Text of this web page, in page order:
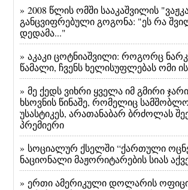
» 2008 წლის ომში სააკაშვილის
განცვიფრებული გოგონა: "ეს რა
დედამა..."
» აკაკი ცოტნიაშვილი: როგორც
წამალი, ჩვენს ხელისუფლებას ომი
» მე ქედს ვიხრი ყველა იმ გმირი
ხსოვნის წინაშე, რომელიც
უსასტიკეს, არათანაბარ ბრძოლას
პრემიერი
» სოციალურ ქსელში “ქართული
ნაციონალი მაჟორიტარების სიას
» ერთი ამერიკული დოლარის